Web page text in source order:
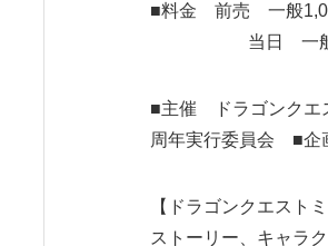
■料金 前売 一般
当日 一般
■主催 ドラゴンクエ
周年実行委員会 ■
【ドラゴンクエスト
ストーリー、キャラ